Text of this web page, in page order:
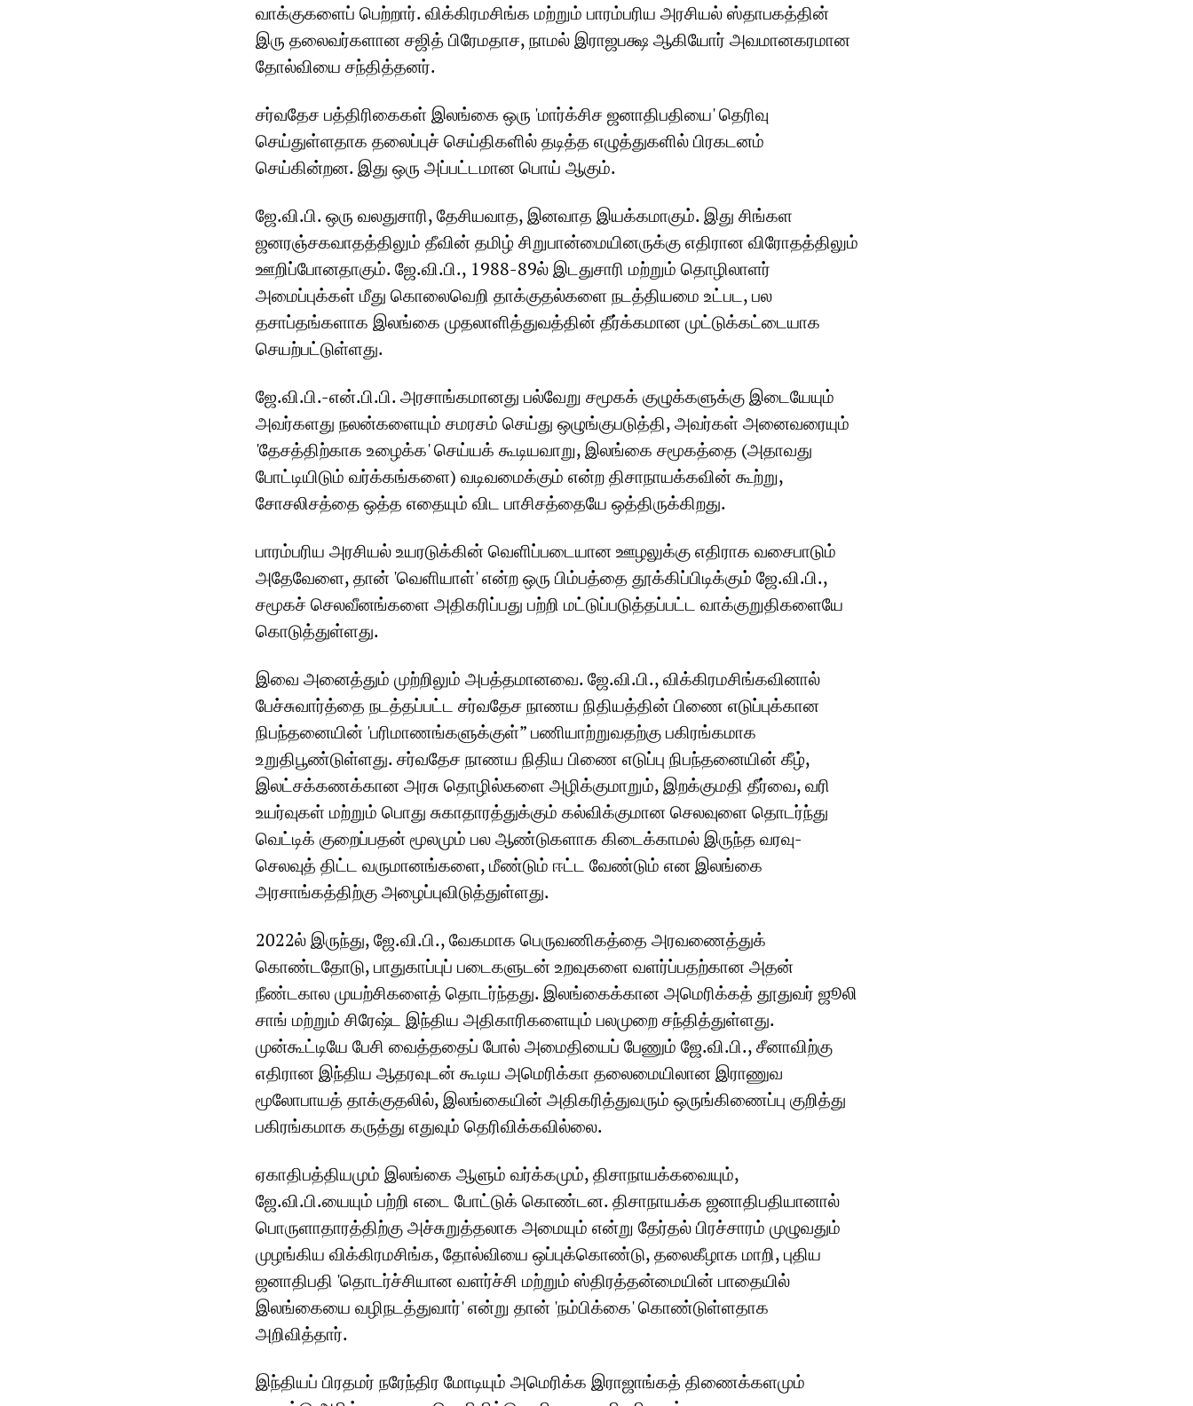
வாக்குகளைப் பெற்றார். விக்கிரமசிங்க மற்றும் பாரம்பரிய அரசியல் ஸ்தாபகத்தின்
இரு தலைவர்களான சஜித் பிரேமதாச, நாமல் இராஜபக்ஷ ஆகியோர் அவமானகரமான
தோல்வியை சந்தித்தனர்.
சர்வதேச பத்திரிகைகள் இலங்கை ஒரு 'மார்க்சிச ஜனாதிபதியை' தெரிவு
செய்துள்ளதாக தலைப்புச் செய்திகளில் தடித்த எழுத்துகளில் பிரகடனம்
செய்கின்றன. இது ஒரு அப்பட்டமான பொய் ஆகும்.
ஜே.வி.பி. ஒரு வலதுசாரி, தேசியவாத, இனவாத இயக்கமாகும். இது சிங்கள
ஜனரஞ்சகவாதத்திலும் தீவின் தமிழ் சிறுபான்மையினருக்கு எதிரான விரோதத்திலும்
ஊறிப்போனதாகும். ஜே.வி.பி., 1988-89ல் இடதுசாரி மற்றும் தொழிலாளர்
அமைப்புக்கள் மீது கொலைவெறி தாக்குதல்களை நடத்தியமை உட்பட, பல
தசாப்தங்களாக இலங்கை முதலாளித்துவத்தின் தீர்க்கமான முட்டுக்கட்டையாக
செயற்பட்டுள்ளது.
ஜே.வி.பி.-என்.பி.பி. அரசாங்கமானது பல்வேறு சமூகக் குழுக்களுக்கு இடையேயும்
அவர்களது நலன்களையும் சமரசம் செய்து ஒழுங்குபடுத்தி, அவர்கள் அனைவரையும்
'தேசத்திற்காக உழைக்க' செய்யக் கூடியவாறு, இலங்கை சமூகத்தை (அதாவது
போட்டியிடும் வர்க்கங்களை) வடிவமைக்கும் என்ற திசாநாயக்கவின் கூற்று,
சோசலிசத்தை ஒத்த எதையும் விட பாசிசத்தையே ஒத்திருக்கிறது.
பாரம்பரிய அரசியல் உயரடுக்கின் வெளிப்படையான ஊழலுக்கு எதிராக வசைபாடும்
அதேவேளை, தான் 'வெளியாள்' என்ற ஒரு பிம்பத்தை தூக்கிப்பிடிக்கும் ஜே.வி.பி.,
சமூகச் செலவீனங்களை அதிகரிப்பது பற்றி மட்டுப்படுத்தப்பட்ட வாக்குறுதிகளையே
கொடுத்துள்ளது.
இவை அனைத்தும் முற்றிலும் அபத்தமானவை. ஜே.வி.பி., விக்கிரமசிங்கவினால்
பேச்சுவார்த்தை நடத்தப்பட்ட சர்வதேச நாணய நிதியத்தின் பிணை எடுப்புக்கான
நிபந்தனையின் 'பரிமாணங்களுக்குள்” பணியாற்றுவதற்கு பகிரங்கமாக
உறுதிபூண்டுள்ளது. சர்வதேச நாணய நிதிய பிணை எடுப்பு நிபந்தனையின் கீழ்,
இலட்சக்கணக்கான அரசு தொழில்களை அழிக்குமாறும், இறக்குமதி தீர்வை, வரி
உயர்வுகள் மற்றும் பொது சுகாதாரத்துக்கும் கல்விக்குமான செலவுளை தொடர்ந்து
வெட்டிக் குறைப்பதன் மூலமும் பல ஆண்டுகளாக கிடைக்காமல் இருந்த வரவு-
செலவுத் திட்ட வருமானங்களை, மீண்டும் ஈட்ட வேண்டும் என இலங்கை
அரசாங்கத்திற்கு அழைப்புவிடுத்துள்ளது.
2022ல் இருந்து, ஜே.வி.பி., வேகமாக பெருவணிகத்தை அரவணைத்துக்
கொண்டதோடு, பாதுகாப்புப் படைகளுடன் உறவுகளை வளர்ப்பதற்கான அதன்
நீண்டகால முயற்சிகளைத் தொடர்ந்தது. இலங்கைக்கான அமெரிக்கத் தூதுவர் ஜூலி
சாங் மற்றும் சிரேஷ்ட இந்திய அதிகாரிகளையும் பலமுறை சந்தித்துள்ளது.
முன்கூட்டியே பேசி வைத்ததைப் போல் அமைதியைப் பேணும் ஜே.வி.பி., சீனாவிற்கு
எதிரான இந்திய ஆதரவுடன் கூடிய அமெரிக்கா தலைமையிலான இராணுவ
மூலோபாயத் தாக்குதலில், இலங்கையின் அதிகரித்துவரும் ஒருங்கிணைப்பு குறித்து
பகிரங்கமாக கருத்து எதுவும் தெரிவிக்கவில்லை.
ஏகாதிபத்தியமும் இலங்கை ஆளும் வர்க்கமும், திசாநாயக்கவையும்,
ஜே.வி.பி.யையும் பற்றி எடை போட்டுக் கொண்டன. திசாநாயக்க ஜனாதிபதியானால்
பொருளாதாரத்திற்கு அச்சுறுத்தலாக அமையும் என்று தேர்தல் பிரச்சாரம் முழுவதும்
முழங்கிய விக்கிரமசிங்க, தோல்வியை ஒப்புக்கொண்டு, தலைகீழாக மாறி, புதிய
ஜனாதிபதி 'தொடர்ச்சியான வளர்ச்சி மற்றும் ஸ்திரத்தன்மையின் பாதையில்
இலங்கையை வழிநடத்துவார்' என்று தான் 'நம்பிக்கை' கொண்டுள்ளதாக
அறிவித்தார்.
இந்தியப் பிரதமர் நரேந்திர மோடியும் அமெரிக்க இராஜாங்கத் திணைக்களமும்